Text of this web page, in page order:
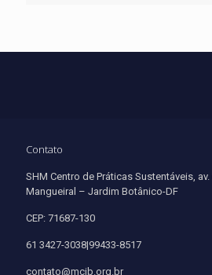
Contato
SHM Centro de Práticas Sustentáveis,
Mangueiral – Jardim Botânico-DF
CEP: 71687-130
61 3427-3038|99433-8517
contato@mcjb.org.br